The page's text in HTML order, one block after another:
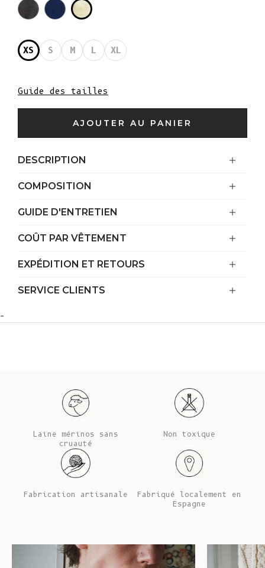
XS S M L XL
Guide des tailles
AJOUTER AU PANIER
DESCRIPTION
COMPOSITION
GUIDE D'ENTRETIEN
COÛT PAR VÊTEMENT
EXPÉDITION ET RETOURS
SERVICE CLIENTS
-
Laine mérinos sans
cruauté
Non toxique
Fabrication artisanale
Fabriqué localement en
Espagne